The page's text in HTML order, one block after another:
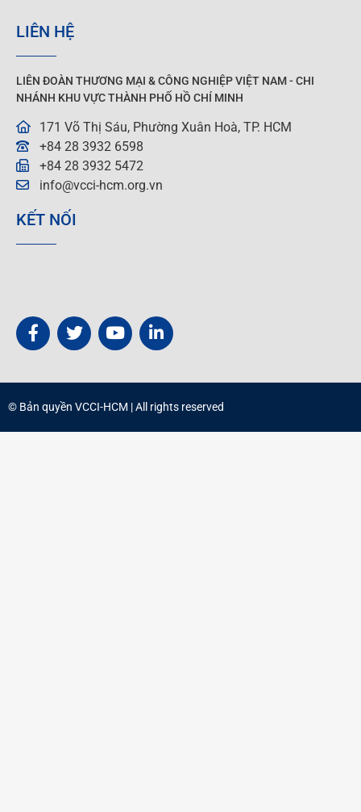
LIÊN HỆ
LIÊN ĐOÀN THƯƠNG MẠI &CÔNG NGHIỆPVIỆT NAM - CHI
NHÁNH KHU VỰC THÀNH PHỐ HỒ CHÍ MINH
171 Võ Thị Sáu, Phường Xuân Hoà, TP. HCM
+84 28 3932 6598
+84 28 3932 5472
info@vcci-hcm.org.vn
KẾT NỐI
© Bản quyền VCCI-HCM | All rights reserved